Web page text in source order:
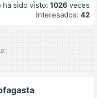
ha sido visto: 1026 veces
Interesados: 42